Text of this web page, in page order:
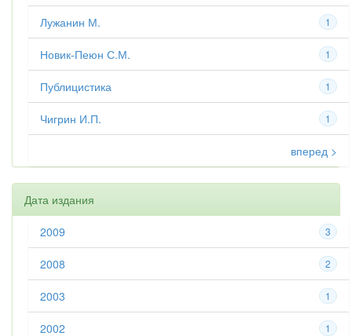
1
Лужанин М.
1
Новик-Пеюн С.М.
1
Публицистика
1
Чигрин И.П.
вперед >
Дата издания
3
2009
2
2008
1
2003
1
2002